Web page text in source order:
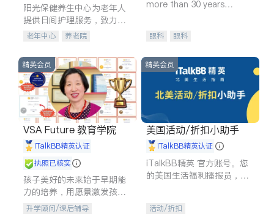
阳光保健养生中心为老年人
提供日间护理服务，致力于
通过持续的护理创新来有效
老年中心 养老院
more than 30 years
眼科 眼科
精英会员
VSA Future 教育学院
iTalkBB精英认证
执照已核实
孩子美好的未来始于早期能
力的培养，用愿景激发孩子
的学习潜力和动力。理念：
升学顾问/课后辅导
精英会员
美国活动/折扣小助手
iTalkBB精英认证
iTalkBB精英 官方账号。您
的美国生活福利播报员，精
活动/折扣